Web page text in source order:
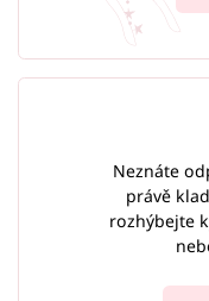
Neznáte
právě
rozhýbejte